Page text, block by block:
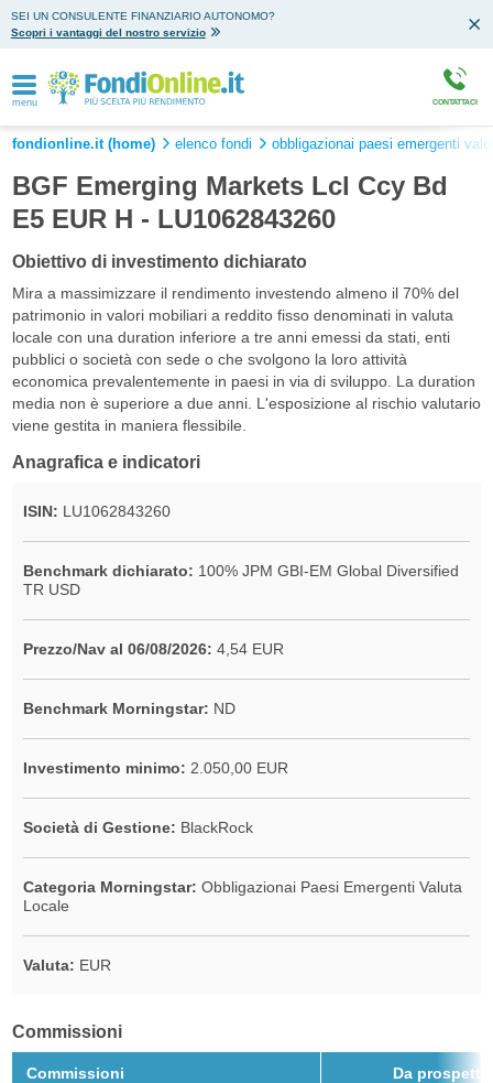
SEI UN CONSULENTE FINANZIARIO AUTONOMO?
Scopri i vantaggi del nostro servizio
menu CONTATTACI
fondionline.it (home) elenco fondi obbligazionai paesi emergenti
BGF Emerging Markets Lcl Ccy Bd
E5 EUR H - LU1062843260
Obiettivo di investimento dichiarato
Mira a massimizzare il rendimento investendo almeno il 70% del
patrimonio in valori mobiliari a reddito fisso denominati in valuta
locale con una duration inferiore a tre anni emessi da stati, enti
pubblici o società con sede o che svolgono la loro attività
economica prevalentemente in paesi in via di sviluppo. La duration
media non è superiore a due anni. L'esposizione al rischio valutario
viene gestita in maniera flessibile.
Anagrafica e indicatori
ISIN: LU1062843260
Benchmark dichiarato: 100% JPM GBI-EM Global Diversified
TR USD
Prezzo/Nav al 06/08/2026: 4,54 EUR
Benchmark Morningstar: ND
Investimento minimo: 2.050,00 EUR
Società di Gestione: BlackRock
Categoria Morningstar: Obbligazionai Paesi Emergenti Valuta
Locale
Valuta: EUR
Commissioni
Commissioni Da prospetto